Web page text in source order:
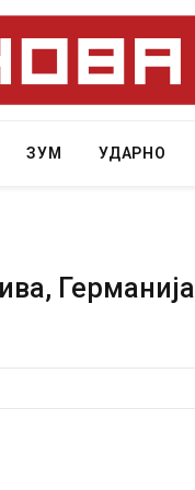
ЗУМ УДАРНО
Германија